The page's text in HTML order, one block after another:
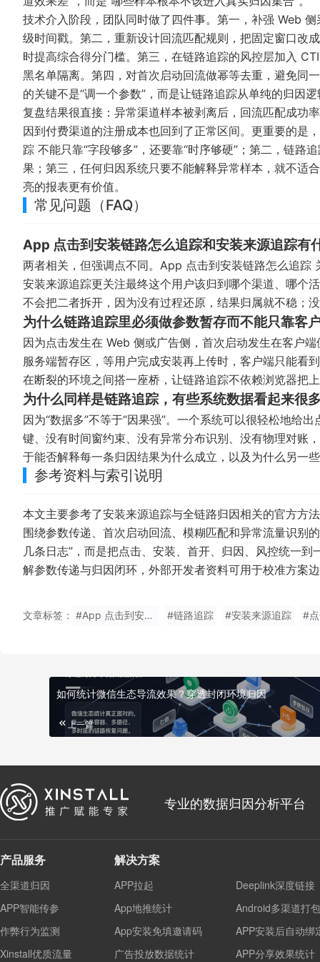
技术介入阶段，团队同时做了四件事。第一，补强 Web
级时间戳。第二，重新设计回流匹配规则，把固定窗口改
时提高综合得分门槛。第三，在链路追踪的风控层加入
黑名单隔离。第四，对首次启动回流做幂等去重，避免同
的关键不是“调一个参数”，而是让链路追踪从单纯的归因
复盘结果很直接：异常渠道样本被剥离后，回流匹配成功
因到付费渠道的注册成本也回到了正常区间。更重要的是
踪 不能只靠“字段够多”，还要靠“时序够硬”；第二，链
果；第三，任何归因系统只要不能解释异常样本，就不适
亮的报表更有价值。
常见问题（FAQ）
App 点击到安装链路怎么追踪和安装来源追踪有
两者相关，但强调点不同。App 点击到安装链路怎么追踪
安装来源追踪更关注最终这个用户该归到哪个渠道、哪个
不会把二者拆开，因为没有过程还原，结果归属就不稳；
为什么链路追踪里必须做参数暂存而不能只靠客
因为点击发生在 Web 侧或广告侧，首次启动发生在客户
服务端暂存区，等用户完成安装再上传时，客户端只能看
在断裂的环境之间搭一座桥，让链路追踪不依赖浏览器把
为什么同样是链路追踪，有些系统数据看起来很
因为“数据多”不等于“因果强”。一个系统可以很轻松地给
键、没有时间窗约束、没有异常分布识别、没有物理对账
于能否解释每一条归因结果为什么成立，以及为什么另一
参考资料与索引说明
本文主要参考了安装来源追踪与全链路归因相关的官方方
围绕参数传递、首次启动回流、模糊匹配和异常流量识别
几条日志”，而是把点击、安装、首开、归因、风控统一
解参数传递与归因闭环，外部开发者资料可用于校准方案
文章标签： #App 点击到安装链路怎么追踪 #链路追踪 #安装来源追踪 #
如何统计微信生态导流效果？穿透封闭环境归因
上一篇
专业的数据归因分析平台
产品服务
全渠道归因
APP智能传参
作弊行为监测
Xinstall优质流量
解决方案
APP拉起
Deeplink深度链接
App地推统计
Android多渠道打包
App安装免填邀请码
APP安装后自动绑
广告投放数据统计
APP分享效果统计